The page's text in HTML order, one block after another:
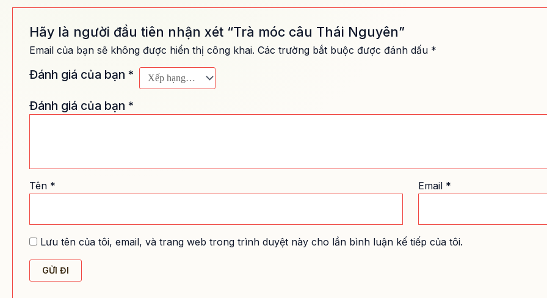
Hãy là người đầu tiên nhận xét “Trà móc câu Thái Nguyên”
Email của bạn sẽ không được hiển thị công khai. Các trường bắt buộc được đánh dấu *
Đánh giá của bạn *
Đánh giá của bạn *
Tên * Email *
Lưu tên của tôi, email, và trang web trong trình duyệt này cho lần bình luận kế tiếp của tôi.